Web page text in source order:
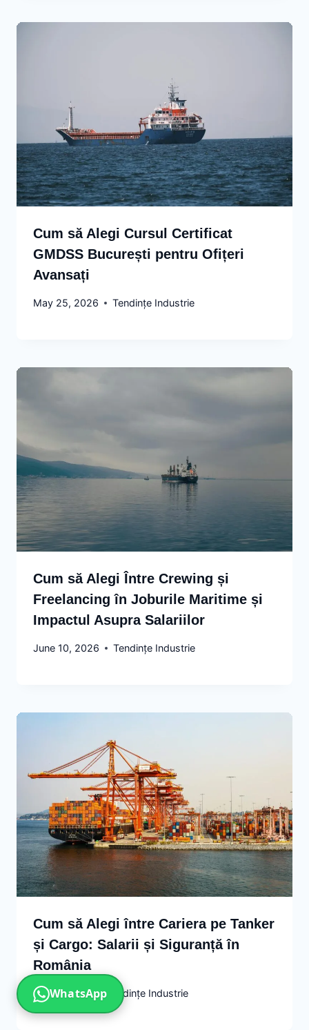
Cum să Alegi Cursul Certificat
GMDSS București pentru Ofițeri
Avansați
May 25, 2026 Tendințe Industrie
Cum să Alegi Între Crewing și
Freelancing în Joburile Maritime și
Impactul Asupra Salariilor
June 10, 2026 Tendințe Industrie
Cum să Alegi între Cariera pe Tanker
și Cargo: Salarii și Siguranță în
România
May 9, 2026 Tendințe Industrie
WhatsApp